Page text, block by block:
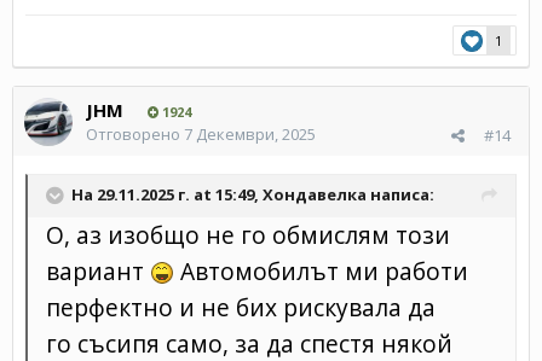
1
JHM 1924
#14
Отговорено 7 Декември, 2025
На 29.11.2025 г. at 15:49, Хондавелка написа:
О, аз изобщо не го обмислям този
вариант
Автомобилът ми работи
перфектно и не бих рискувала да
го съсипя само, за да спестя някой